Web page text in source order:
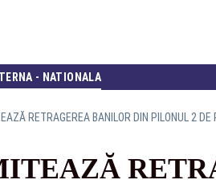
- NATIONALA
RETRAGEREA BANILOR DIN PILONUL 2